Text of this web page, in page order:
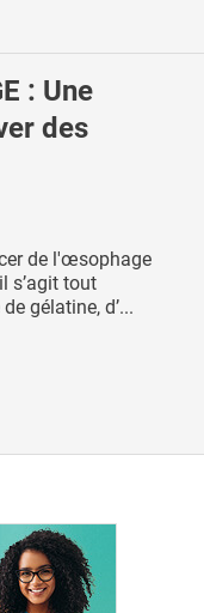
: Une
des
de l'œsophage
s’agit tout
gélatine, d’...